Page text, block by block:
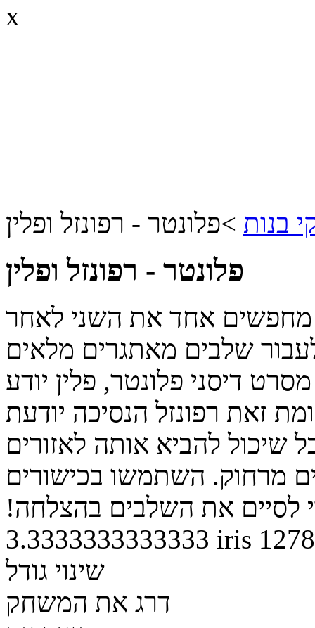
x
בנות >פלונטר - רפונזל ופלין
פלונטר - רפונזל ופלין
מחפשים אחד את השני לאחר
שלבים מאתגרים מלאים
דיסני פלונטר, פלין יודע
זאת רפונזל הנסיכה יודעת
להביא אותה לאזורים
מרחוק. השתמשו בכישורים
לסיים את השלבים בהצלחה!
3.3333333333333 iris
שינוי גודל
דרג את המשחק